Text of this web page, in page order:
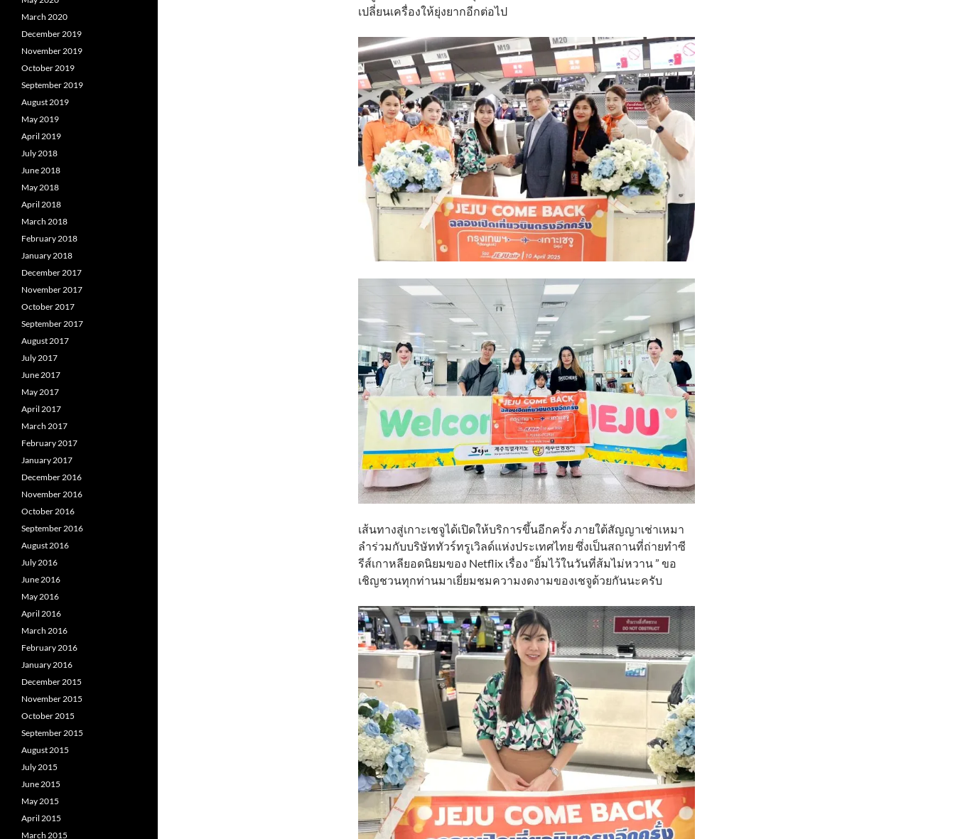
เปลี่ยนเครื่องให้ยุ่งยากอีกต่อไป
เส้นทางสู่เกาะเชจูได้เปิดให้บริการขึ้นอีกครั้ง ภายใต้สัญญาเช่าเหมา
ลำร่วมกับบริษัททัวร์ทรูเวิลด์แห่งประเทศไทย ซึ่งเป็นสถานที่ถ่ายทำซี
รีส์เกาหลียอดนิยมของ Netflix เรื่อง “ยิ้มไว้ในวันที่ส้มไม่หวาน ” ขอ
เชิญชวนทุกท่านมาเยี่ยมชมความงดงามของเชจูด้วยกันนะครับ
March 2020
December 2019
November 2019
October 2019
September 2019
August 2019
May 2019
April 2019
July 2018
June 2018
May 2018
April 2018
March 2018
February 2018
January 2018
December 2017
November 2017
October 2017
September 2017
August 2017
July 2017
June 2017
May 2017
April 2017
March 2017
February 2017
January 2017
December 2016
November 2016
October 2016
September 2016
August 2016
July 2016
June 2016
May 2016
April 2016
March 2016
February 2016
January 2016
December 2015
November 2015
October 2015
September 2015
August 2015
July 2015
June 2015
May 2015
April 2015
March 2015